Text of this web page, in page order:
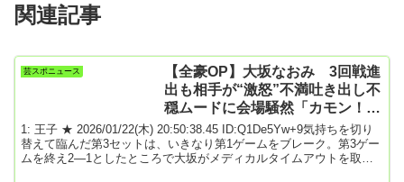
関連記事
芸スポニュース
【全豪OP】大坂なおみ 3回戦進
出も相手が“激怒”不満吐き出し不
穏ムードに会場騒然「カモン！」
が要因
1: 王子 ★ 2026/01/22(木) 20:50:38.45 ID:Q1De5Yw+9気持ちを切り
替えて臨んだ第3セットは、いきなり第1ゲームをブレーク。第3ゲー
ムを終え2―1としたところで大坂がメディカルタイムアウトを取っ